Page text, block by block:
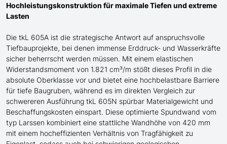
Hochleistungskonstruktion für maximale Tiefen und extreme
Lasten
Die tkL 605A ist die strategische Antwort auf anspruchsvolle
Tiefbauprojekte, bei denen immense Erddruck- und Wasserkräfte
sicher beherrscht werden müssen. Mit einem elastischen
Widerstandsmoment von 1.821 cm³/m stößt dieses Profil in die
absolute Oberklasse vor und bietet eine hochbelastbare Barriere
für tiefe Baugruben, während es im direkten Vergleich zur
schwereren Ausführung tkL 605N spürbar Materialgewicht und
Beschaffungskosten einspart. Diese optimierte Spundwand vom
typ Larssen kombiniert eine stattliche Wandhöhe von 420 mm
mit einem hocheffizienten Verhältnis von Tragfähigkeit zu